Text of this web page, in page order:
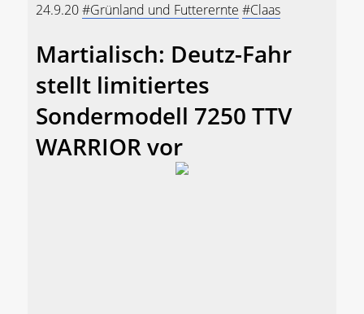
24.9.20#Grünland und Futterernte #Claas
Martialisch: Deutz-Fahr
stellt limitiertes
Sondermodell 7250 TTV
WARRIOR vor